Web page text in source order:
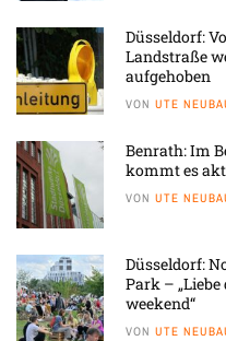
Düsseldorf:
Landstraße
aufgehoben
VON UTE
Benrath: Im
kommt es
VON UTE
Düsseldorf:
Park –
weekend“
VON UTE